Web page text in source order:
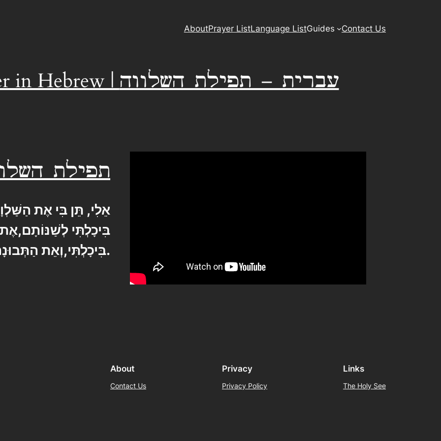
AboutPrayer ListLanguage ListGuides Contact Us
Serenity Prayer in Hebrew | עברית – תפילת השלווה
תפילת
אֵלִי, תֵּן בִּי אֶת
בִּיכָלְתִּי לְשַׁנּוֹתָם,
בִּיכָלְתִּי,וְאֵת הַתְּבוּנָה – לְהַבְדִיל בֵּינֵיהֶם.
About
Contact Us
Privacy
Privacy Policy
Links
The Holy See